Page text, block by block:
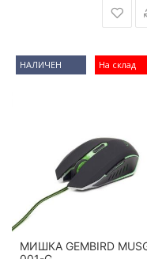
На склад
НАЛИЧЕН
МИШКА GEMBIRD